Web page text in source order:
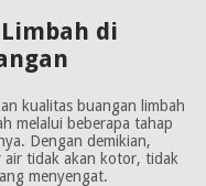
di
kualitas buangan limbah
melalui beberapa tahap
Dengan demikian,
air tidak akan kotor, tidak
menyengat.